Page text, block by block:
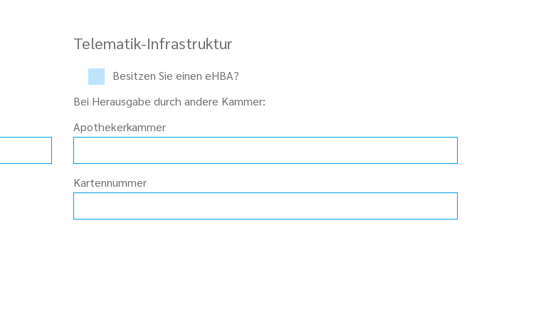
Telematik-Infrastruktur
Besitzen Sie einen eHBA?
Bei Herausgabe durch andere Kammer:
Apothekerkammer
Kartennummer